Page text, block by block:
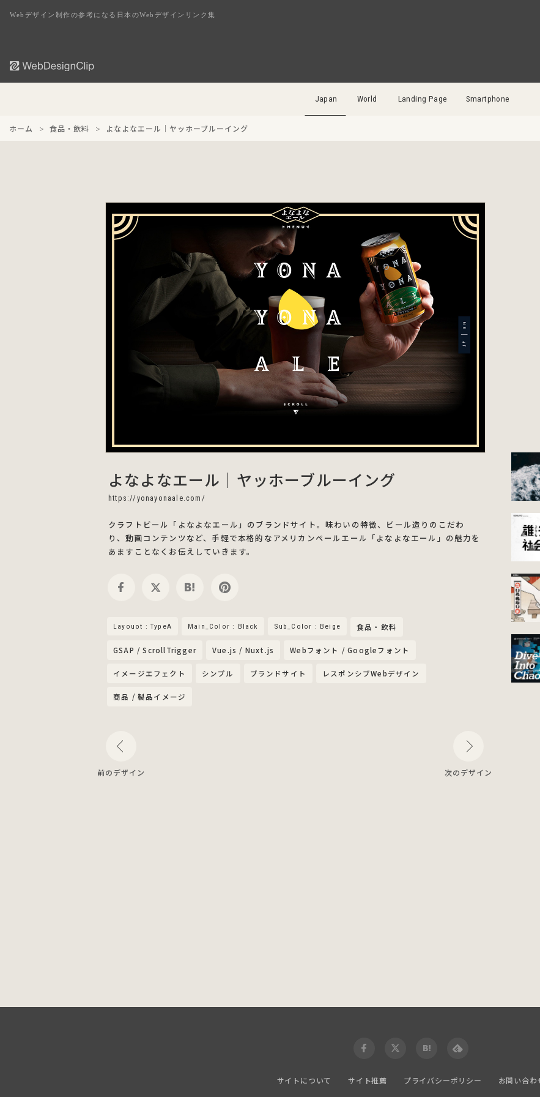
Webデザイン制作の参考になる日本のWebデザインリンク集
Japan World Landing Page Smartphone
ホーム 食品・飲料 よなよなエール｜ヤッホーブルーイング
よなよなエール｜ヤッホーブルーイング
https://yonayonaale.com/
クラフトビール「よなよなエール」のブランドサイト。味わいの特徴、ビール造りのこだわ
り、動画コンテンツなど、手軽で本格的なアメリカンペールエール「よなよなエール」の魅力を
あますことなくお伝えしていきます。
Layouot : TypeA Main_Color : Black Sub_Color : Beige 食品・飲料
GSAP / ScrollTrigger Vue.js / Nuxt.js Webフォント / Googleフォント
イメージエフェクト シンプル ブランドサイト レスポンシブWebデザイン
商品 / 製品イメージ
サイトについて サイト推薦 プライバシーポリシー お問い合わ